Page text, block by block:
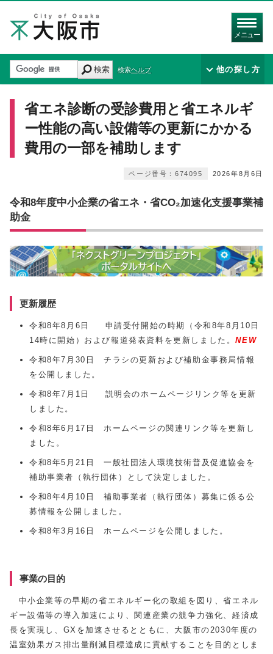
メニュー
検索 検索ヘルプ 他の探し方
省エネ診断の受診費用と省エネルギ
ー性能の高い設備等の更新にかかる
費用の一部を補助します
2026年8月6日
ページ番号：674095
令和8年度中小企業の省エネ・省CO₂加速化支援事業補
助金
更新履歴
令和8年8月6日 申請受付開始の時期（令和8年8月10日
14時に開始）および報道発表資料を更新しました。NEW
令和8年7月30日 チラシの更新および補助金事務局情報
を公開しました。
令和8年7月1日 説明会のホームページリンク等を更新
しました。
令和8年6月17日 ホームページの関連リンク等を更新し
ました。
令和8年5月21日 一般社団法人環境技術普及促進協会を
補助事業者（執行団体）として決定しました。
令和8年4月10日 補助事業者（執行団体）募集に係る公
募情報を公開しました。
令和8年3月16日 ホームページを公開しました。
事業の目的
中小企業等の早期の省エネルギー化の取組を図り、省エネル
ギー設備等の導入加速により、関連産業の競争力強化、経済成
長を実現し、GXを加速させるとともに、大阪市の2030年度の
温室効果ガス排出量削減目標達成に貢献することを目的としま